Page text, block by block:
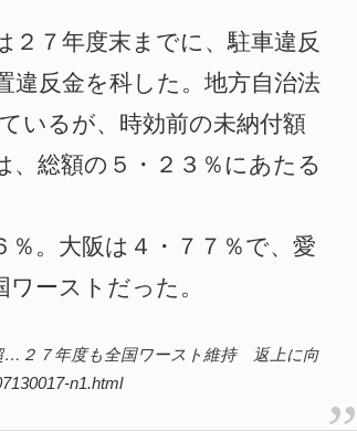
２７年度末までに、駐車違反
違反金を科した。地方自治法
いるが、時効前の未納付額
、総額の５・２３％にあたる
％。大阪は４・７７％で、愛
ーストだった。
…２７年度も全国ワースト維持 返上に向
n1.html